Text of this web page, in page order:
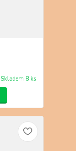
Skladem 8 ks